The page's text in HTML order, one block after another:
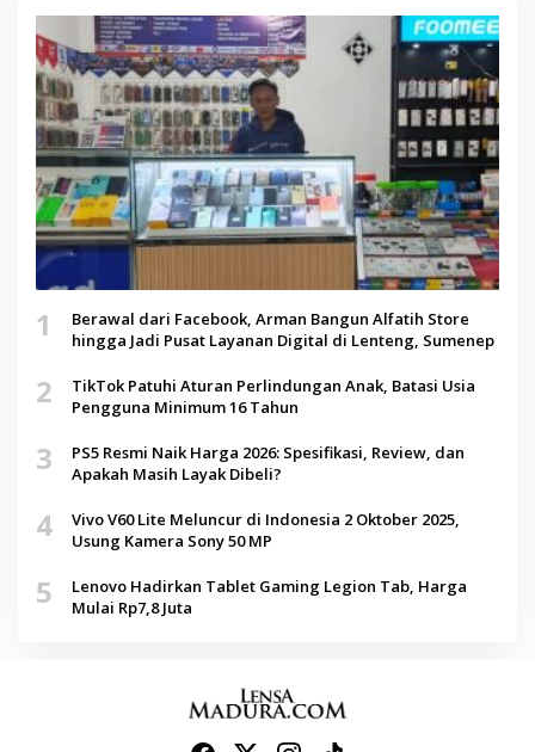
1
Berawal dari Facebook, Arman Bangun Alfatih Store
hingga Jadi Pusat Layanan Digital di Lenteng, Sumenep
2
TikTok Patuhi Aturan Perlindungan Anak, Batasi Usia
Pengguna Minimum 16 Tahun
3
PS5 Resmi Naik Harga 2026: Spesifikasi, Review, dan
Apakah Masih Layak Dibeli?
4
Vivo V60 Lite Meluncur di Indonesia 2 Oktober 2025,
Usung Kamera Sony 50 MP
5
Lenovo Hadirkan Tablet Gaming Legion Tab, Harga
Mulai Rp7,8 Juta